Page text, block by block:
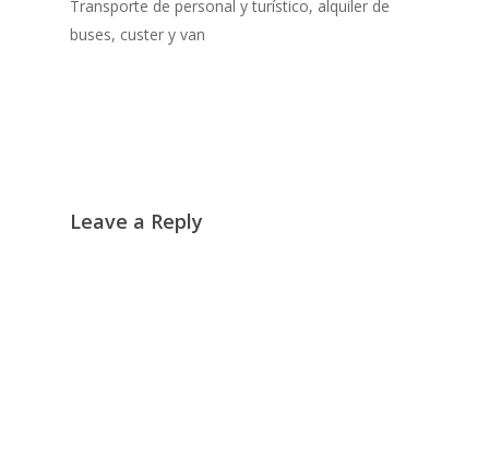
Transporte de personal y turístico, alquiler de
buses, custer y van
Leave a Reply